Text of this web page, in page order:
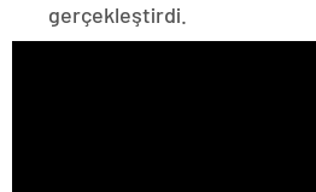
gerçekleştirdi.